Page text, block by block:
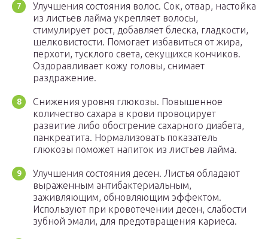
Улучшения состояния волос. Сок, отвар, настойка
из листьев лайма укрепляет волосы,
стимулирует рост, добавляет блеска, гладкости,
шелковистости. Помогает избавиться от жира,
перхоти, тусклого света, секущихся кончиков.
Оздоравливает кожу головы, снимает
раздражение.
Снижения уровня глюкозы. Повышенное
количество сахара в крови провоцирует
развитие либо обострение сахарного диабета,
панкреатита. Нормализовать показатель
глюкозы поможет напиток из листьев лайма.
Улучшения состояния десен. Листья обладают
выраженным антибактериальным,
заживляющим, обновляющим эффектом.
Используют при кровотечении десен, слабости
зубной эмали, для предотвращения кариеса.